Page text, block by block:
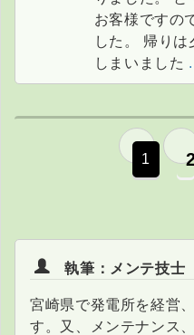
お客様ですの
した。 帰りは夕食までご馳走になって
しまいました
1
執筆：メンテ技士
宮崎県で発電所を経営
す。又、メンテナンス